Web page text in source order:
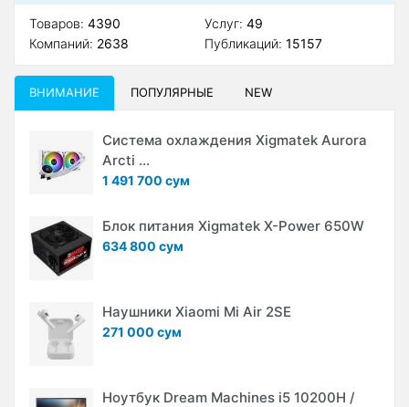
Товаров: 4390
Компаний: 2638
Услуг: 49
Публикаций: 15157
ВНИМАНИЕ ПОПУЛЯРНЫЕ NEW
Система охлаждения Xigmatek Aurora
Arcti ...
1 491 700 сум
Блок питания Xigmatek X-Power 650W
634 800 сум
Наушники Xiaomi Mi Air 2SE
271 000 сум
Ноутбук Dream Machines i5 10200H /